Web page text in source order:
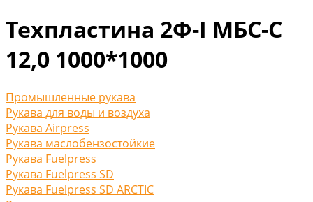
Техпластина 2Ф-I МБС-С
12,0 1000*1000
Промышленные рукава
Рукава для воды и воздуха
Рукава Airpress
Рукава маслобензостойкие
Рукава Fuelpress
Рукава Fuelpress SD
Рукава Fuelpress SD ARCTIC